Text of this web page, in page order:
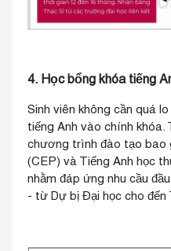
4. Học bổng khóa tiếng
Sinh viên không cần quá
tiếng Anh vào chính khóa.
chương trình đào tạo bao
(CEP) và Tiếng Anh học
nhằm đáp ứng nhu cầu
- từ Dự bị Đại học cho đến